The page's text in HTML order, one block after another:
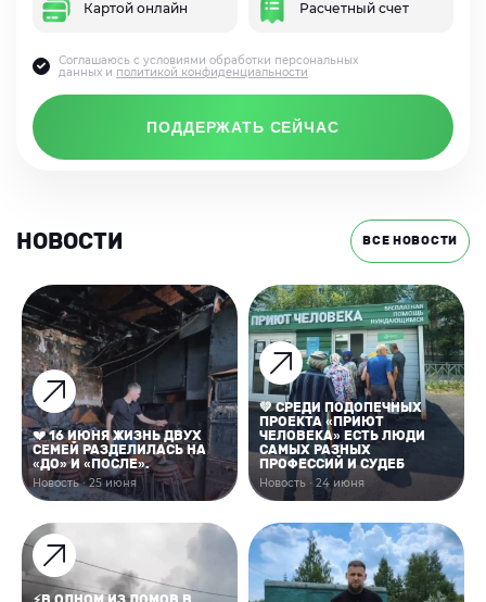
Картой онлайн Расчетный счет
ПОДДЕРЖАТЬ СЕЙЧАС
Соглашаюсь с условиями обработки персональных
данных и политикой конфиденциальности
НОВОСТИ ВСЕ НОВОСТИ
💔 16 ИЮНЯ ЖИЗНЬ ДВУХ
СЕМЕЙ РАЗДЕЛИЛАСЬ НА
«ДО» И «ПОСЛЕ».
Новость · 25 июня
💚 СРЕДИ ПОДОПЕЧНЫХ
ПРОЕКТА «ПРИЮТ
ЧЕЛОВЕКА» ЕСТЬ ЛЮДИ
САМЫХ РАЗНЫХ
ПРОФЕССИЙ И СУДЕБ
Новость · 24 июня